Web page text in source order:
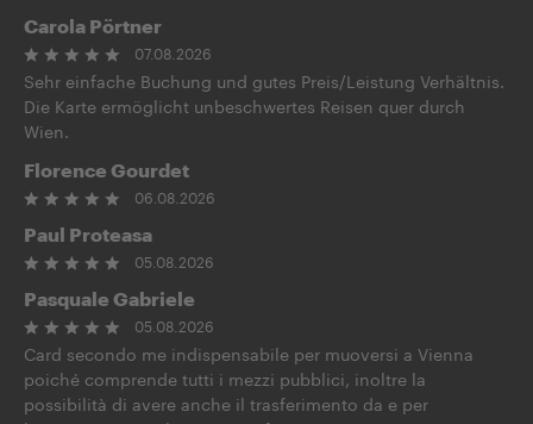
Carola Pörtner
07.08.2026
Sehr einfache Buchung und gutes Preis/Leistung Verhältnis.
Die Karte ermöglicht unbeschwertes Reisen quer durch
Wien.
Florence Gourdet
06.08.2026
Paul Proteasa
05.08.2026
Pasquale Gabriele
05.08.2026
Card secondo me indispensabile per muoversi a Vienna
poiché comprende tutti i mezzi pubblici, inoltre la
possibilità di avere anche il trasferimento da e per